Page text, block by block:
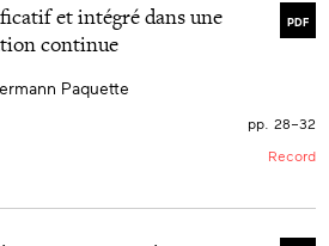
PDF
et intégré dans une
continue
Paquette
pp. 28–32
Record